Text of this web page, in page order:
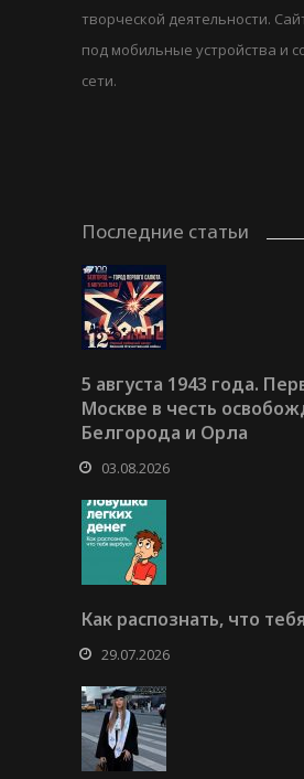
творческой деятельности.
под мобильные устройства и
сети.
Последние статьи
5 августа 1943 года.
Москве в честь
Белгорода и Орла
03.08.2026
Как распознать, что
29.07.2026